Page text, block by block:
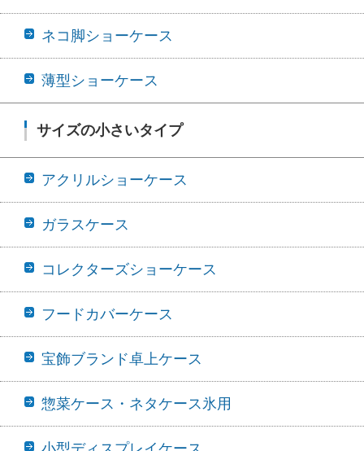
ネコ脚ショーケース
薄型ショーケース
サイズの小さいタイプ
アクリルショーケース
ガラスケース
コレクターズショーケース
フードカバーケース
宝飾ブランド卓上ケース
惣菜ケース・ネタケース氷用